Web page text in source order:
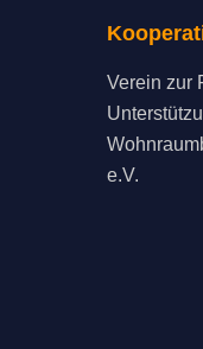
Verein zur
e.V.